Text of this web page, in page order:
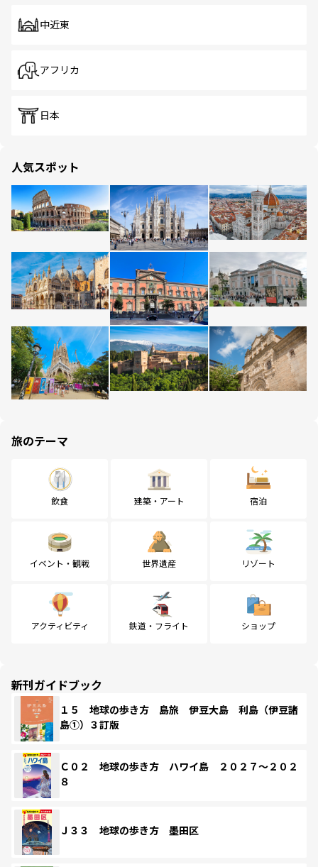
中近東
アフリカ
日本
人気スポット
旅のテーマ
飲食 建築・アート 宿泊
イベント・観戦 世界遺産 リゾート
アクティビティ 鉄道・フライト ショップ
新刊ガイドブック
１５ 地球の歩き方 島旅 伊豆大島 利島（伊豆諸
島①）３訂版
Ｃ０２ 地球の歩き方 ハワイ島 ２０２７～２０２
８
Ｊ３３ 地球の歩き方 墨田区